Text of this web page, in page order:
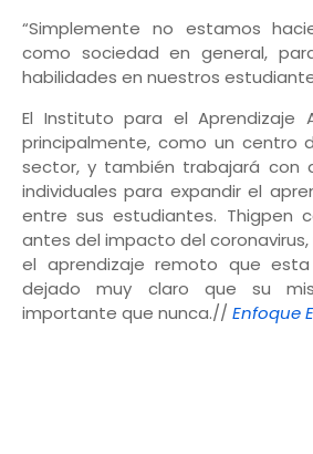
“Simplemente no estamos
como sociedad en general,
habilidades en nuestros
El Instituto para el Aprendizaje
principalmente, como un centro
sector, y también trabajará con
individuales para expandir el
entre sus estudiantes. Thigpen
antes del impacto del
el aprendizaje remoto que
dejado muy claro que su
importante que nunca.// Enfoque